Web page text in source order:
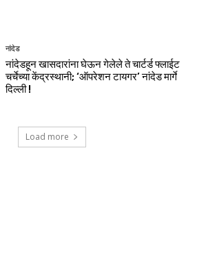
नांदेड
नांदेडहून खासदारांना घेऊन गेलेले ते चार्टर्ड फ्लाईट
चर्चेच्या केंद्रस्थानी; ‘ऑपरेशन टायगर’ नांदेड मार्गे
दिल्ली !
Load more